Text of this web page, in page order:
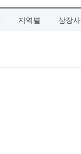
지역별 상장사